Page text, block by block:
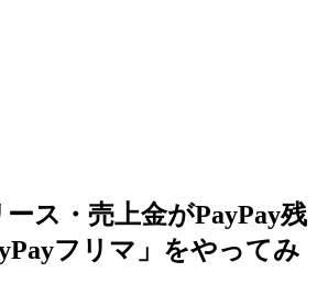
ス・売上金がPayPay残
フリマ」をやってみ